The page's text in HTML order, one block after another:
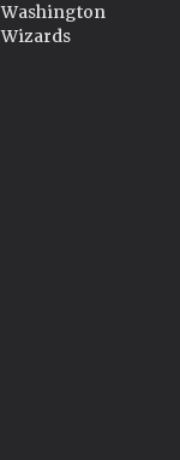
Washington
Wizards